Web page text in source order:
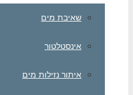
שאיבת מים
אינסטלטור
איתור נזילות מים